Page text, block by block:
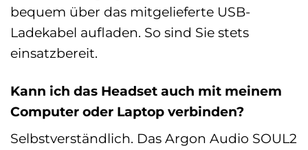
bequem über das mitgelieferte USB-
Ladekabel aufladen. So sind Sie stets
einsatzbereit.
Kann ich das Headset auch mit meinem
Computer oder Laptop verbinden?
Selbstverständlich. Das Argon Audio SOUL2